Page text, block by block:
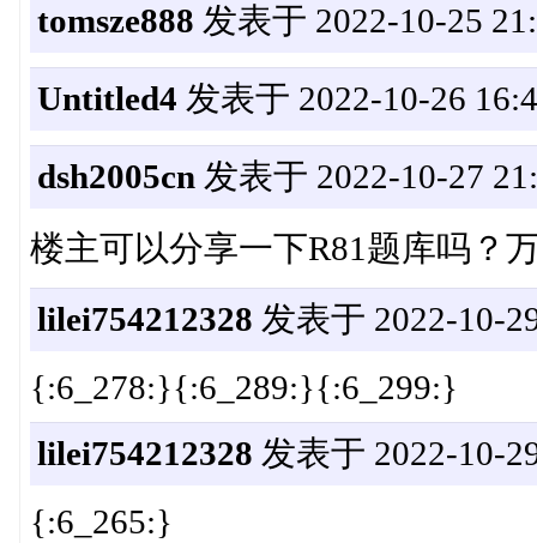
tomsze888 发表于 2022-10-25
Untitled4 发表于 2022-10-26
dsh2005cn 发表于 2022-10-27
楼主可以分享一下R81题库吗？
lilei754212328 发表于 2022-10-
{:6_278:}{:6_289:}{:6_299:}
lilei754212328 发表于 2022-10-
{:6_265:}